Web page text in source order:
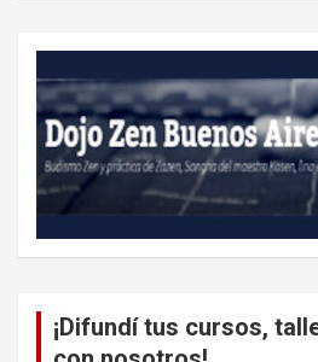
¡Difundí tus cursos,